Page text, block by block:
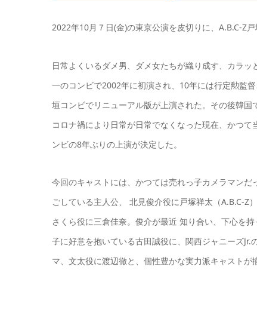
2022年10月７日(金)の東京公演を皮切りに、A.B.C-Z
日常よくいるダメ男、ダメ女たちが織り成す、カラ
一のコンビで2002年に初演され、10年には行定勲監
垣コンビでリニューアル版が上演された。その後韓
コロナ禍により日常が日常でなくなった現在、かつ
ンビの8年ぶりの上演が決定した。
今回のキャストには、かつては売れっ子カメラマン
ごしている主人公、 北見俊介役に戸塚祥太（A.B.C-
さくら役に三倉佳奈。俊介が最近 知り合い、下心を
子に好意を抱いている古田誠役に、関西ジャニーズ
マ、文太役に渡辺徹と、個性豊かな実力派キャストが